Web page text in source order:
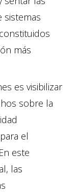
sistemas
más
es visibilizar
sobre la
el
este
las